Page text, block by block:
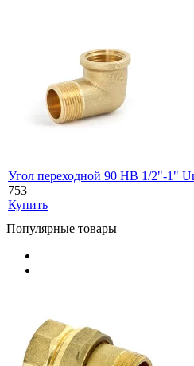
Угол переходной 90 НВ 1/2"-1"
753
Купить
Популярные товары